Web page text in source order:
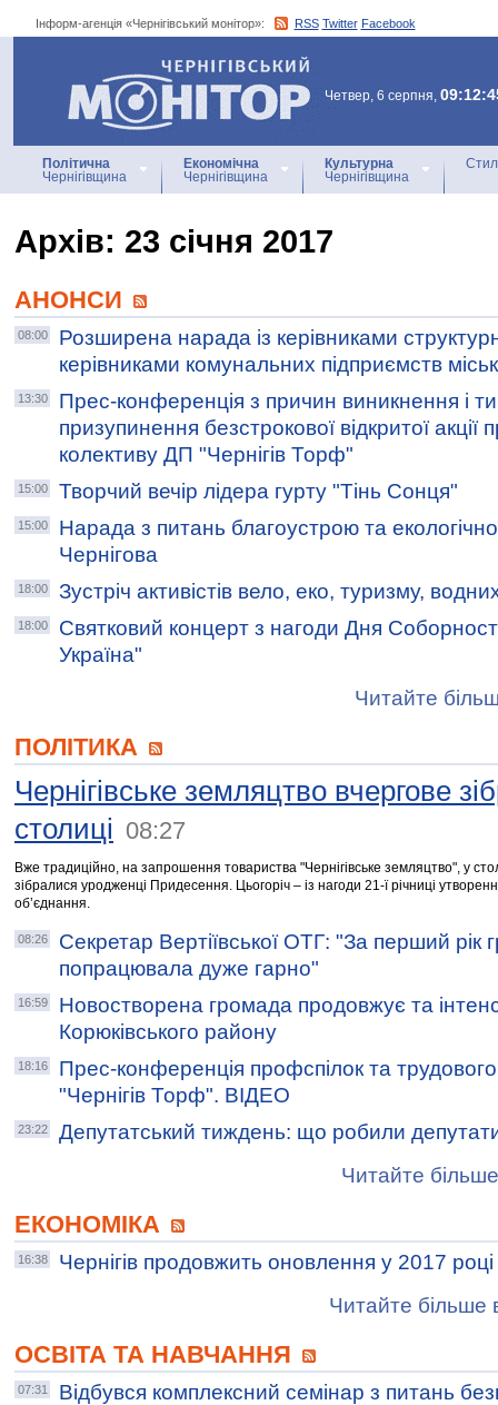
Інформ-агенція «Чернігівський монітор»: RSS Twitter Facebook
Інформ-агенція
«Чернігівський монітор»
Четвер, 6 серпня,
Політична
Чернігівщина
Економічна
Чернігівщина
Культурна
Чернігівщина
Архiв: 23 січня 2017
АНОНСИ
08:00
Розширена нарада із керівниками
керівниками комунальних підприємств
13:30
Прес-конференція з причин виникнення і
призупинення безстрокової відкритої акції
колективу ДП "Чернігів Торф"
15:00 Творчий вечір лідера гурту "Тінь Сонця"
15:00
Нарада з питань благоустрою та
Чернігова
18:00 Зустріч активістів вело, еко, туризму,
18:00
Святковий концерт з нагоди Дня
Україна"
Читайте
ПОЛІТИКА
Чернігівське земляцтво вчергове
столиці 08:27
Вже традиційно, на запрошення товариства "Чернігівське земляцтво", у
зібралися уродженці Придесення. Цьогоріч – із нагоди 21-ї річниці
об’єднання.
08:26
Секретар Вертіївської ОТГ: "За перший рік
попрацювала дуже гарно"
16:59
Новостворена громада продовжує та
Корюківського району
18:16
Прес-конференція профспілок та
"Чернігів Торф". ВІДЕО
23:22
Депутатський тиждень: що робили
Читайте
ЕКОНОМІКА
16:38
Чернігів продовжить оновлення у 2017 році
Читайте більше
ОСВІТА ТА НАВЧАННЯ
07:31
Відбувся комплексний семінар з питань